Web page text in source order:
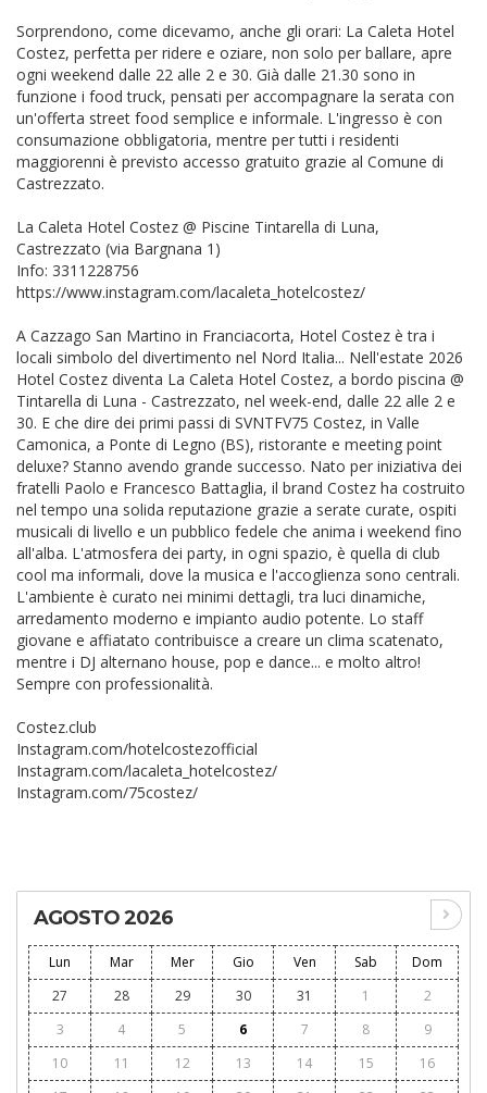
Sorprendono, come dicevamo, anche gli orari: La Caleta Hotel
Costez, perfetta per ridere e oziare, non solo per ballare, apre
ogni weekend dalle 22 alle 2 e 30. Già dalle 21.30 sono in
funzione i food truck, pensati per accompagnare la serata con
un'offerta street food semplice e informale. L'ingresso è con
consumazione obbligatoria, mentre per tutti i residenti
maggiorenni è previsto accesso gratuito grazie al Comune di
Castrezzato.
La Caleta Hotel Costez @ Piscine Tintarella di Luna,
Castrezzato (via Bargnana 1)
Info: 3311228756
https://www.instagram.com/lacaleta_hotelcostez/
A Cazzago San Martino in Franciacorta, Hotel Costez è tra i
locali simbolo del divertimento nel Nord Italia... Nell'estate 2026
Hotel Costez diventa La Caleta Hotel Costez, a bordo piscina @
Tintarella di Luna - Castrezzato, nel week-end, dalle 22 alle 2 e
30. E che dire dei primi passi di SVNTFV75 Costez, in Valle
Camonica, a Ponte di Legno (BS), ristorante e meeting point
deluxe? Stanno avendo grande successo. Nato per iniziativa dei
fratelli Paolo e Francesco Battaglia, il brand Costez ha costruito
nel tempo una solida reputazione grazie a serate curate, ospiti
musicali di livello e un pubblico fedele che anima i weekend fino
all'alba. L'atmosfera dei party, in ogni spazio, è quella di club
cool ma informali, dove la musica e l'accoglienza sono centrali.
L'ambiente è curato nei minimi dettagli, tra luci dinamiche,
arredamento moderno e impianto audio potente. Lo staff
giovane e affiatato contribuisce a creare un clima scatenato,
mentre i DJ alternano house, pop e dance... e molto altro!
Sempre con professionalità.
Costez.club
Instagram.com/hotelcostezofficial
Instagram.com/lacaleta_hotelcostez/
Instagram.com/75costez/
AGOSTO 2026
Lun Mar Mer Gio Ven Sab
Dom
27
28 29 30 31 1
2
3
4 5 6 7 8
9
10
11 12 13 14 15
16